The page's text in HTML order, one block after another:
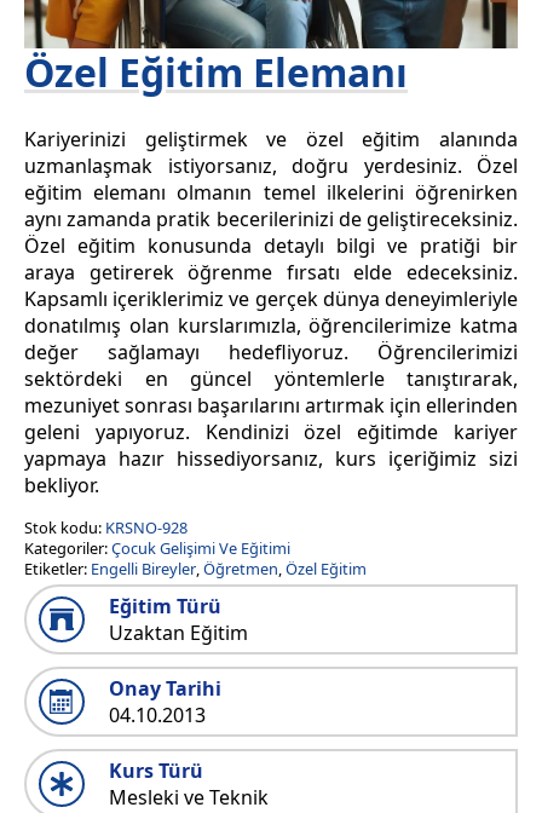
Özel Eğitim Elemanı
Kariyerinizi geliştirmek ve özel eğitim alanında
uzmanlaşmak istiyorsanız, doğru yerdesiniz. Özel
eğitim elemanı olmanın temel ilkelerini öğrenirken
aynı zamanda pratik becerilerinizi de geliştireceksiniz.
Özel eğitim konusunda detaylı bilgi ve pratiği bir
araya getirerek öğrenme fırsatı elde edeceksiniz.
Kapsamlı içeriklerimiz ve gerçek dünya deneyimleriyle
donatılmış olan kurslarımızla, öğrencilerimize katma
değer sağlamayı hedefliyoruz. Öğrencilerimizi
sektördeki en güncel yöntemlerle tanıştırarak,
mezuniyet sonrası başarılarını artırmak için ellerinden
geleni yapıyoruz. Kendinizi özel eğitimde kariyer
yapmaya hazır hissediyorsanız, kurs içeriğimiz sizi
bekliyor.
Stok kodu: KRSNO-928
Kategoriler:Çocuk Gelişimi Ve Eğitimi
Etiketler: Engelli Bireyler,Öğretmen,Özel Eğitim
Eğitim Türü
Uzaktan Eğitim
Onay Tarihi
04.10.2013
Kurs Türü
Mesleki ve Teknik